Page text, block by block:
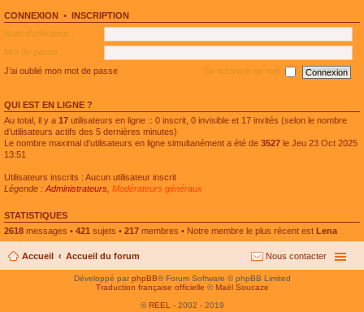
é
c
e
n
t
l
u
s
é
e
u
l
e
l
s
e
n
t
CONNEXION • INSCRIPTION
Nom d’utilisateur :
Mot de passe :
J’ai oublié mon mot de passe
Se souvenir de moi
QUI EST EN LIGNE ?
Au total, il y a 17 utilisateurs en ligne :: 0 inscrit, 0 invisible et 17 invités (selon le nombre
d’utilisateurs actifs des 5 dernières minutes)
Le nombre maximal d’utilisateurs en ligne simultanément a été de 3527 le Jeu 23 Oct 2025
13:51
Utilisateurs inscrits : Aucun utilisateur inscrit
Légende : Administrateurs Modérateurs généraux
STATISTIQUES
2618 messages • 421 sujets • 217 membres • Notre membre le plus récent est Lena
Accueil Accueil du forum Nous contacter
Développé parphpBB® Forum Software © phpBB Limited
Traduction française officielle © Maël Soucaze
© REEL - 2002 - 2019